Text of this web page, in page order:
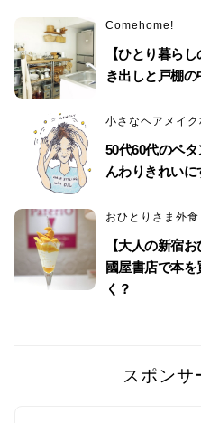
Comehome!
【ひとり暮ら
き出しと戸棚
小さなヘアメイ
50代60代のペ
んわりきれい
おひとりさま外食
【大人の新宿
國屋書店で本
く？
スポンサ